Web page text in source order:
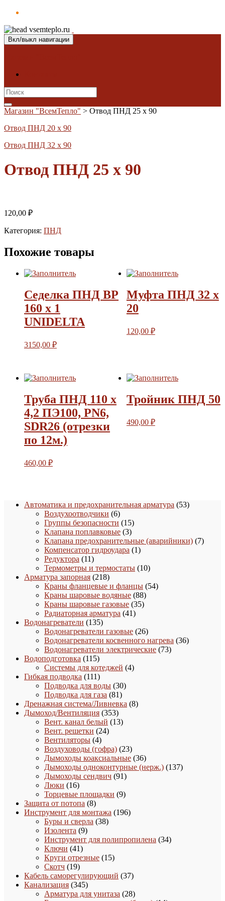
Вкл/выкл навигации
Search
for:
Магазин "ВсемТепло" > Отвод ПНД 25 х 90
Отвод ПНД 20 х 90
Отвод ПНД 32 х 90
Отвод ПНД 25 х 90
120,00 ₽
Категория: ПНД
Похожие товары
Седелка ПНД ВР
160 х 1
UNIDELTA
3150,00 ₽
Муфта ПНД 32 х
20
120,00 ₽
Труба ПНД 110 х
4,2 ПЭ100, PN6,
SDR26 (отрезки
по 12м.)
460,00 ₽
Тройник ПНД 50
490,00 ₽
Автоматика и предохранительная арматура 5353
Воздухоотводчики 66
товаров
Группы безопасности 1515
товаров
Клапана поплавковые 33
товара
Клапана предохранительные (аварийники) 77
Компенсатор гидроудара 11
Редуктора 1111
товаров
Термометры и термостаты 1010
Арматура запорная 218218
товаров
Краны фланцевые и фланцы 5454
Краны шаровые водяные 8888
товаров
Краны шаровые газовые 3535
Радиаторная арматура 4141
Водонагреватели 135135
товаров
Водонагреватели газовые 2626
товаров
Водонагреватели косвенного нагрева 3636
Водонагреватели электрические 7373
Водоподготовка 115115
товаров
Системы для котеджей 44
Гибкая подводка 111111
товаров
Подводка для воды 3030
Подводка для газа 8181
товар
Дренажная система/Ливневка 88
Дымоход/Вентиляция 353353
товара
Вент. канал белый 1313
Вент. решетки 2424
Вентиляторы 44
товара
Воздуховоды (гофра) 2323
товара
Дымоходы коаксиальные 3636
товаров
Дымоходы одноконтурные (нерж.) 137137
Дымоходы сендвич 9191
Люки 1616
товаров
Торцевые площадки 99
Защита от потопа 88
товаров
Инструмент для монтажа 196196
Буры и сверла 3838
Изолента 99
товаров
Инструмент для полипропилена 3434
Ключи 4141
товар
Круги отрезные 1515
Скотч 1919
товаров
Кабель саморегулирующий 3737
Канализация 345345
товаров
Арматура для унитаза 2828